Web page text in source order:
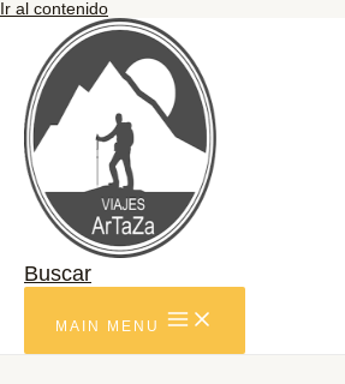
Ir al contenido
Buscar
MAIN MENU